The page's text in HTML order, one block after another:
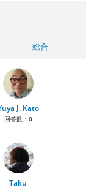
総合
J. Kato
回答数： 0
Taku